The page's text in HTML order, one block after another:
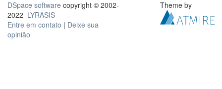
DSpace software copyright © 2002-
2022 LYRASIS
Entre em contato | Deixe sua
opinião
Theme by